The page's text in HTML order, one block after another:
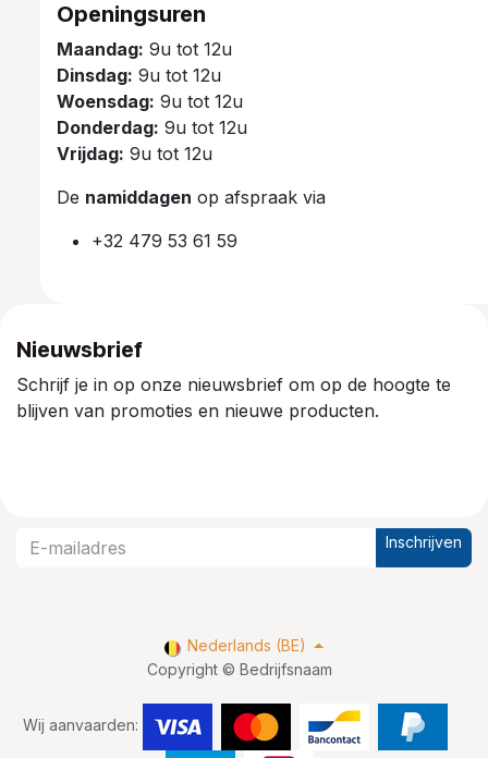
Openingsuren
Maandag: 9u tot 12u
Dinsdag: 9u tot 12u
Woensdag: 9u tot 12u
Donderdag: 9u tot 12u
Vrijdag: 9u tot 12u
De namiddagen op afspraak via
+32 479 53 61 59
Nieuwsbrief
Schrijf je in op onze nieuwsbrief om op de hoogte te
blijven van promoties en nieuwe producten.
Inschrijven
Copyright © Bedrijfsnaam
Wij aanvaarden:
Nederlands (BE)